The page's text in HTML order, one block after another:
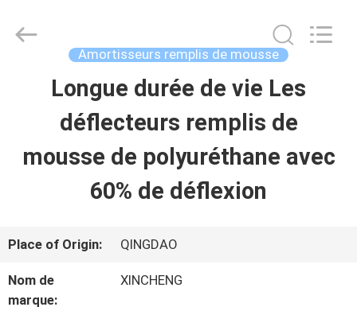
MAISON
PRODUITS
SHOW
A
Rubber
Amortisseurs remplis de mousse
Longue durée de vie Les
déflecteurs remplis de
mousse de polyuréthane avec
60% de déflexion
Place of Origin: QINGDAO
Nom de
marque:
XINCHENG